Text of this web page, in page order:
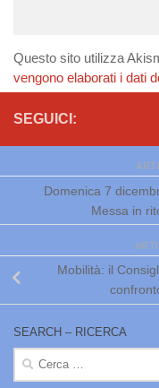
Questo sito utilizza
vengono elaborati i dati
SEGUICI:
Domenica 7
Messa in
Mobilità: il
SEARCH – RICERCA
Ricerca